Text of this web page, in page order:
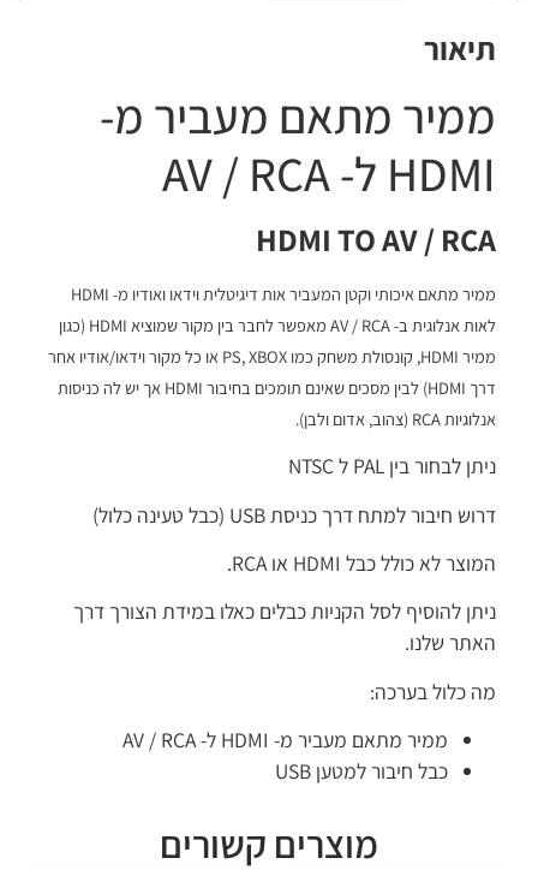
תיאור
ממיר מתאם מעביר מ-
HDMI ל- AV / RCA
HDMI TO AV / RCA
ממיר מתאם איכותי וקטן המעביר אות דיגיטלית וידאו ואודיו מ- HDMI
לאות אנלוגית ב- AV / RCA
מאפשר לחבר בין מקור שמוציא HDMI (כגון
ממיר HDMI, קונסולת משחק כמו PS, XBOX או כל מקור וידאו/אודיו אחר
דרך HDMI) לבין מסכים שאינם תומכים בחיבור HDMI אך יש לה כניסות
אנלוגיות RCA (צהוב, אדום ולבן).
ניתן לבחור בין PAL ל NTSC
דרוש חיבור למתח דרך כניסת USB (כבל טעינה כלול)
המוצר לא כולל כבל HDMI או RCA.
ניתן להוסיף לסל הקניות כבלים כאלו במידת הצורך דרך
האתר שלנו.
מה כלול בערכה:
ממיר מתאם מעביר מ- HDMI ל- AV / RCA
כבל חיבור למטען USB
מוצרים קשורים